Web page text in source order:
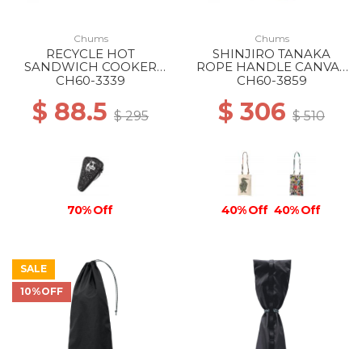
Chums
RECYCLE HOT
SANDWICH COOKER
CASE Z222 ONCE UPON
CH60-3339
$ 88.5 $ 295
70% Off
Chums
SHINJIRO TANAKA
ROPE HANDLE CANVAS
TOTE Z344 THE
LIFE
CH60-3859
$ 306 $ 510
40% Off 40% Off
SALE
10%OFF